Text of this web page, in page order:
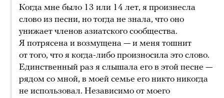
Когда мне было 13 или 14 лет, я произнесла
слово из песни, но тогда не знала, что оно
унижает членов азиатского сообщества.
Я потрясена и возмущена — и меня тошнит
от того, что я когда-либо произносила это слово.
Единственный раз я слышала его в этой песне —
рядом со мной, в моей семье его никто никогда
не использовал. Независимо от моего